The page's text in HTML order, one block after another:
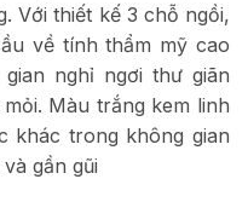
Với thiết kế 3 chỗ ngồi,
về tính thẩm mỹ cao
nghỉ ngơi thư giãn
Màu trắng kem linh
khác trong không gian
gần gũi